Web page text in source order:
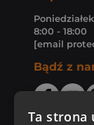
8:00 - 18:00
[email
Bądź z
Ta strona